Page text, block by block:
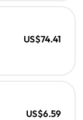
US$74.41
US$6.59